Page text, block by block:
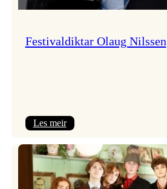
Festivaldiktar Olaug Nilssen
Les meir:
Olaug
Nilssen